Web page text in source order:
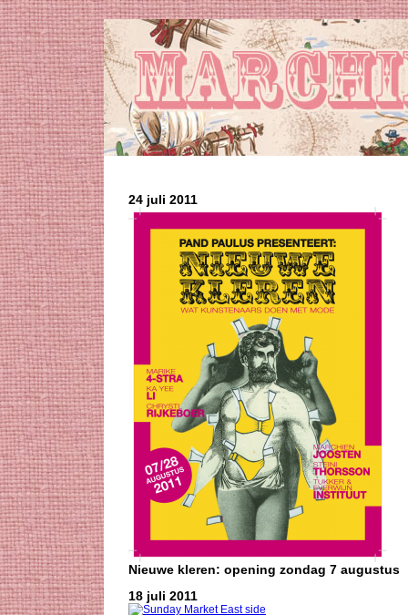
24 juli 2011
Nieuwe kleren: opening zondag 7 augustus
18 juli 2011